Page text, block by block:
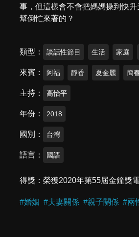
事，但這樣會不會把媽媽操到快
幫倒忙來著的？
類型 談話性節目 生活 家庭
來賓 阿福 靜香 夏金麗 簡
主持 高怡平
年份 2018
國別 台灣
語言 國語
得獎 榮獲2020年第55屆金鐘獎
#婚姻 #夫妻關係 #親子關係 #兩